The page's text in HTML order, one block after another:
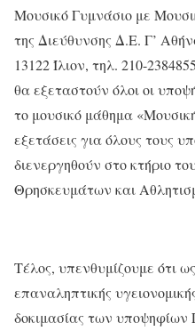
Μουσικό Γυμνάσιο με
της Διεύθυνσης Δ.Ε. Γ’
13122 Ίλιον, τηλ. 210-
θα εξεταστούν όλοι οι
το μουσικό μάθημα
εξετάσεις για όλους τους
διενεργηθούν στο κτήριο
Θρησκευμάτων και
Τέλος, υπενθυμίζουμε ότι
επαναληπτικής
δοκιμασίας των